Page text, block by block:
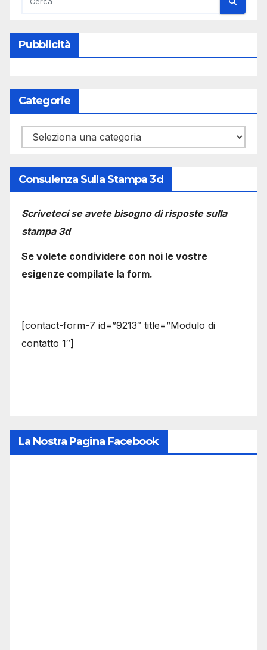
Pubblicità
Categorie
Categorie
Consulenza Sulla Stampa 3d
Scriveteci se avete bisogno di risposte sulla
stampa 3d
Se volete condividere con noi le vostre
esigenze compilate la form.
[contact-form-7 id=”9213″ title=”Modulo di
contatto 1″]
La Nostra Pagina Facebook